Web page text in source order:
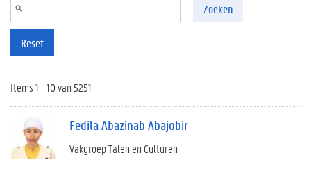
Zoeken
Reset
Items 1 - 10 van 5251
Fedila Abazinab Abajobir
Vakgroep Talen en Culturen